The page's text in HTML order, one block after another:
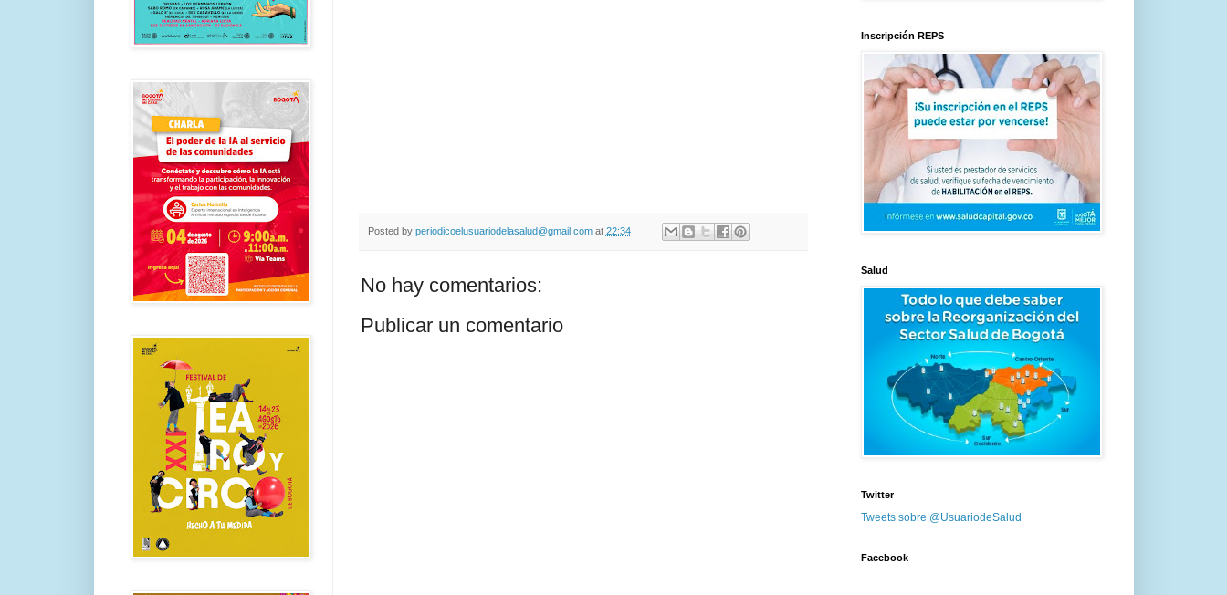
Posted by periodicoelusuariodelasalud@gmail.com at 22:34
No hay comentarios:
Publicar un comentario
Inscripción REPS
Salud
Twitter
Tweets sobre @UsuariodeSalud
Facebook